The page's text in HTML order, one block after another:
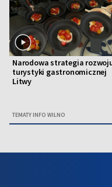
Narodowa strategia
turystyki gastronomicznej
Litwy
TEMATY INFO WILNO